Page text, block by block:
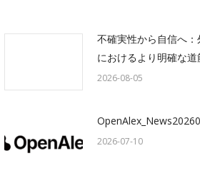
不確実性から自信へ：
におけるより明確な
2026-08-05
2026-07-10